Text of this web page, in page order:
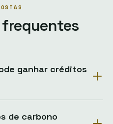
ganhar créditos
de carbono